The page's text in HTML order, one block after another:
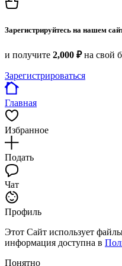
Зарегистрируйтесь на нашем
и получите 2,000 ₽на свой
Зарегистрироваться
Главная
Избранное
Подать
Чат
Профиль
Этот Сайт использует
информация доступна в
Понятно